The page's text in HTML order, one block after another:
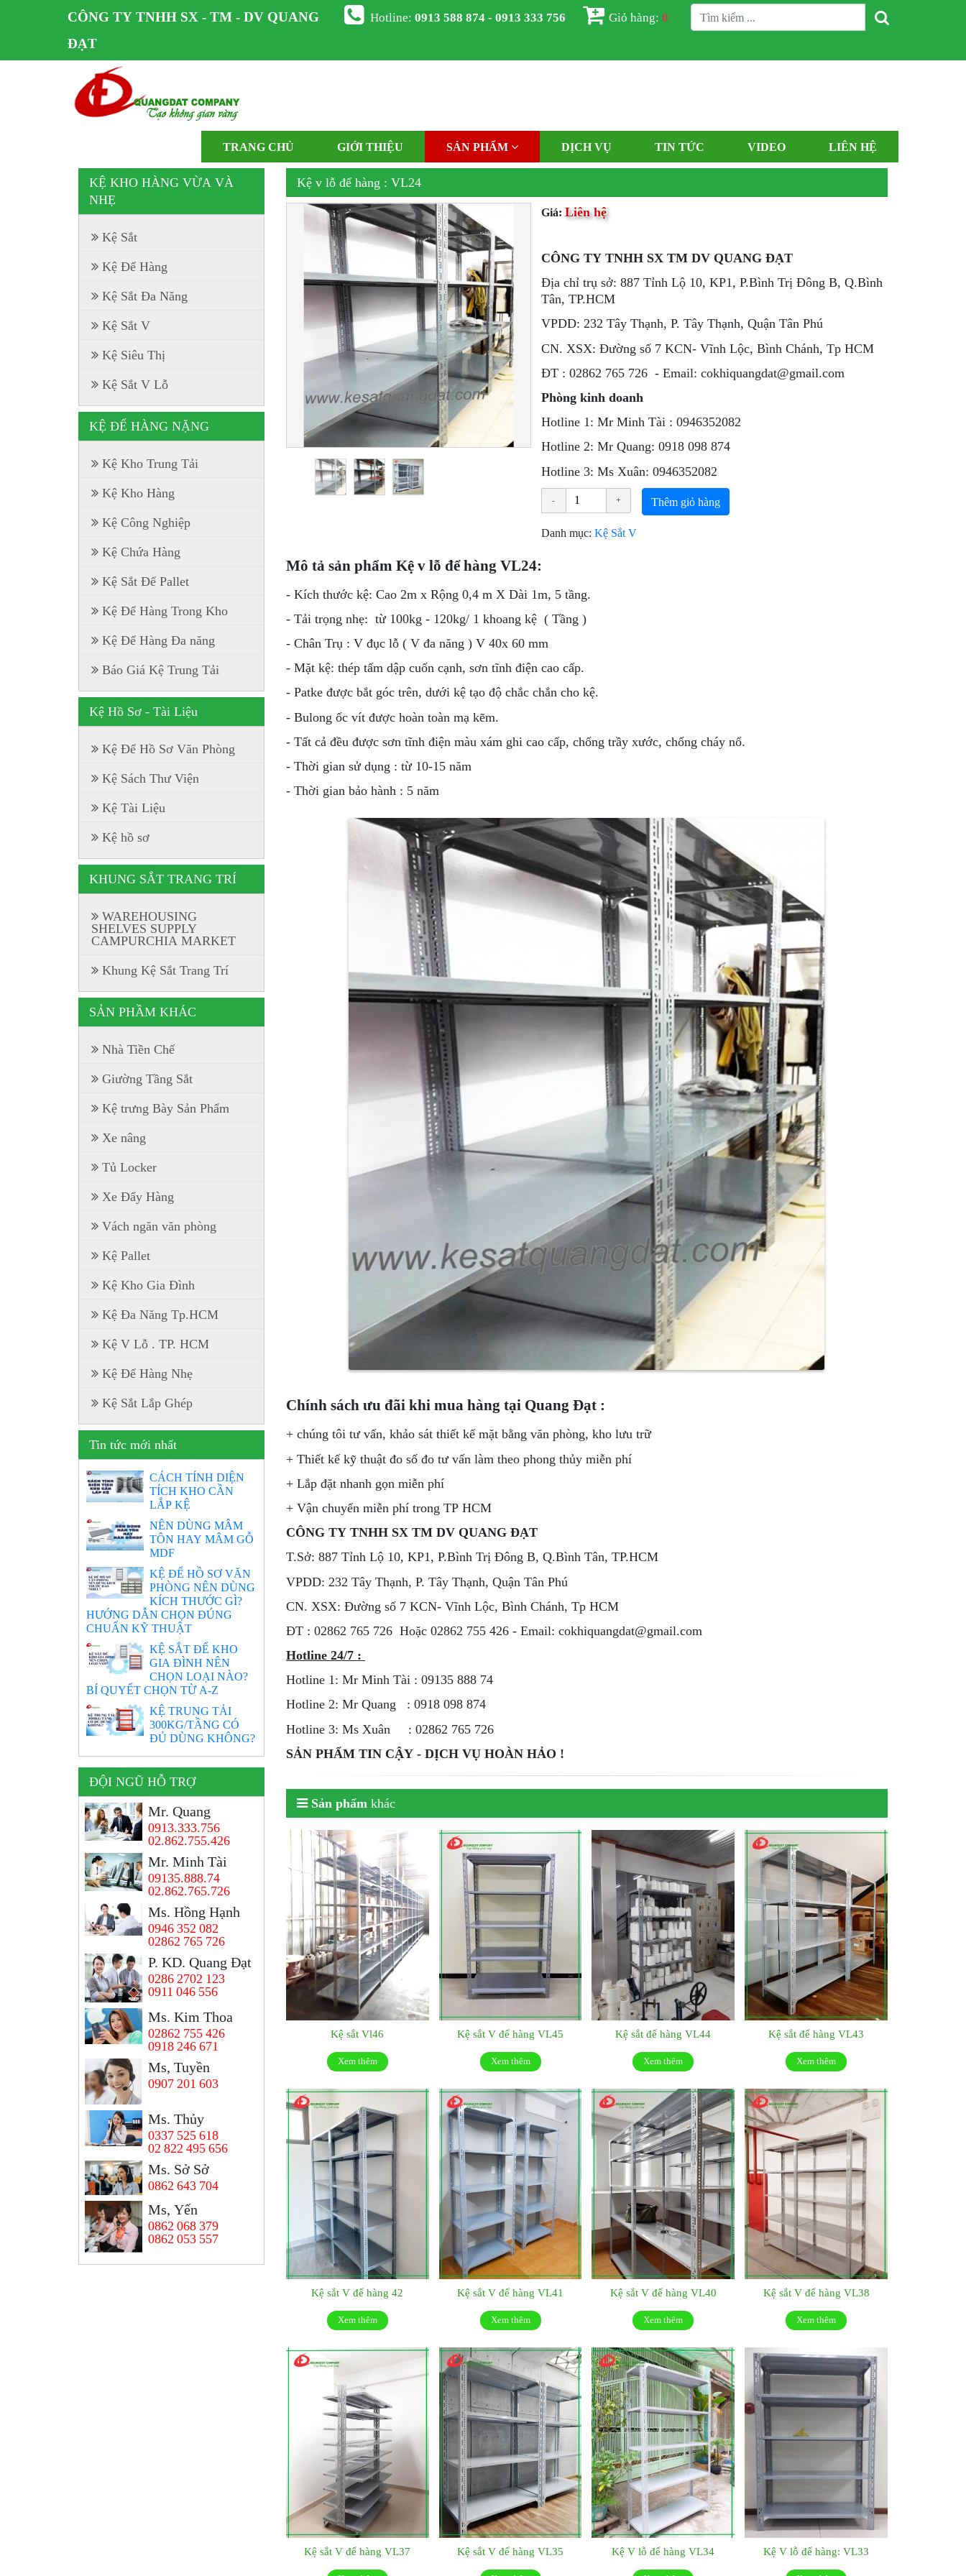
CÔNG TY TNHH SX - TM - DV QUANG
ĐẠT
Hotline:0913 588 874 - 0913 333 756 Giỏ hàng:0
TRANG CHỦ GIỚI THIỆU SẢN PHẨM DỊCH VỤ TIN TỨC VIDEO LIÊN HỆ
Kệ v lỗ để hàng : VL24
Giá: Liên hệ
CÔNG TY TNHH SX TM DV QUANG ĐẠT
Địa chỉ trụ sở: 887 Tỉnh Lộ 10, KP1, P.Bình Trị Đông B, Q.Bình
Tân, TP.HCM
VPDD: 232 Tây Thạnh, P. Tây Thạnh, Quận Tân Phú
CN. XSX: Đường số 7 KCN- Vĩnh Lộc, Bình Chánh, Tp HCM
ÐT : 02862 765 726 - Email: cokhiquangdat@gmail.com
Phòng kinh doanh
Hotline 1: Mr Minh Tài : 0946352082
Hotline 2: Mr Quang: 0918 098 874
Hotline 3: Ms Xuân: 0946352082
Thêm giỏ hàng
Danh mục: Kệ Sắt V
Mô tả sản phẩm Kệ v lỗ để hàng VL24:
- Kích thước kệ: Cao 2m x Rộng 0,4 m X Dài 1m, 5 tầng.
- Tải trọng nhẹ: từ 100kg - 120kg/ 1 khoang kệ ( Tầng )
- Chân Trụ : V đục lỗ ( V đa năng ) V 40x 60 mm
- Mặt kệ: thép tấm dập cuốn cạnh, sơn tĩnh điện cao cấp.
- Patke được bắt góc trên, dưới kệ tạo độ chắc chắn cho kệ.
- Bulong ốc vít được hoàn toàn mạ kẽm.
- Tất cả đều được sơn tĩnh điện màu xám ghi cao cấp, chống trầy xước, chống cháy nổ.
- Thời gian sử dụng : từ 10-15 năm
- Thời gian bảo hành : 5 năm
Chính sách ưu đãi khi mua hàng tại Quang Đạt :
+ chúng tôi tư vấn, khảo sát thiết kế mặt bằng văn phòng, kho lưu trữ
+ Thiết kế kỹ thuật đo số đo tư vấn làm theo phong thủy miễn phí
+ Lắp đặt nhanh gọn miễn phí
+ Vận chuyển miễn phí trong TP HCM
CÔNG TY TNHH SX TM DV QUANG ĐẠT
T.Sở: 887 Tỉnh Lộ 10, KP1, P.Bình Trị Đông B, Q.Bình Tân, TP.HCM
VPDD: 232 Tây Thạnh, P. Tây Thạnh, Quận Tân Phú
CN. XSX: Đường số 7 KCN- Vĩnh Lộc, Bình Chánh, Tp HCM
ÐT : 02862 765 726 Hoặc 02862 755 426 - Email: cokhiquangdat@gmail.com
Hotline 24/7 :
Hotline 1: Mr Minh Tài : 09135 888 74
Hotline 2: Mr Quang : 0918 098 874
Hotline 3: Ms Xuân : 02862 765 726
SẢN PHẨM TIN CẬY - DỊCH VỤ HOÀN HẢO !
Sản phẩm khác
Kệ sắt Vl46
Xem thêm
Kệ sắt V để hàng VL45
Xem thêm
Kệ sắt để hàng VL44
Xem thêm
Kệ sắt để hàng VL43
Xem thêm
Kệ sắt V để hàng 42
Xem thêm
Kệ sắt V để hàng VL41
Xem thêm
Kệ sắt V để hàng VL40
Xem thêm
Kệ sắt V để hàng VL38
Xem thêm
Kệ sắt V để hàng VL37 Kệ sắt V để hàng VL35 Kệ V lỗ để hàng VL34 Kệ V lỗ để hàng: VL33
KỆ KHO HÀNG VỪA VÀ
NHẸ
Kệ Sắt
Kệ Để Hàng
Kệ Sắt Đa Năng
Kệ Sắt V
Kệ Siêu Thị
Kệ Sắt V Lỗ
KỆ ĐỂ HÀNG NẶNG
Kệ Kho Trung Tải
Kệ Kho Hàng
Kệ Công Nghiệp
Kệ Chứa Hàng
Kệ Sắt Để Pallet
Kệ Để Hàng Trong Kho
Kệ Để Hàng Đa năng
Báo Giá Kệ Trung Tải
Kệ Hồ Sơ - Tài Liệu
Kệ Để Hồ Sơ Văn Phòng
Kệ Sách Thư Viện
Kệ Tài Liệu
Kệ hồ sơ
KHUNG SẮT TRANG TRÍ
WAREHOUSING
SHELVES SUPPLY
CAMPURCHIA MARKET
Khung Kệ Sắt Trang Trí
SẢN PHẦM KHÁC
Nhà Tiền Chế
Giường Tầng Sắt
Kệ trưng Bày Sản Phẩm
Xe nâng
Tủ Locker
Xe Đẩy Hàng
Vách ngăn văn phòng
Kệ Pallet
Kệ Kho Gia Đình
Kệ Đa Năng Tp.HCM
Kệ V Lỗ . TP. HCM
Kệ Để Hàng Nhẹ
Kệ Sắt Lắp Ghép
Tin tức mới nhất
CÁCH TÍNH DIỆN
TÍCH KHO CẦN
LẮP KỆ
NÊN DÙNG MÂM
TÔN HAY MÂM GỖ
MDF
KỆ ĐỂ HỒ SƠ VĂN
PHÒNG NÊN DÙNG
KÍCH THƯỚC GÌ?
HƯỚNG DẪN CHỌN ĐÚNG
CHUẨN KỸ THUẬT
KỆ SẮT ĐỂ KHO
GIA ĐÌNH NÊN
CHỌN LOẠI NÀO?
BÍ QUYẾT CHỌN TỪ A-Z
KỆ TRUNG TẢI
300KG/TẦNG CÓ
ĐỦ DÙNG KHÔNG?
ĐỘI NGŨ HỖ TRỢ
Mr. Quang
0913.333.756
02.862.755.426
Mr. Minh Tài
09135.888.74
02.862.765.726
Ms. Hồng Hạnh
0946 352 082
02862 765 726
P. KD. Quang Đạt
0286 2702 123
0911 046 556
Ms. Kim Thoa
02862 755 426
0918 246 671
Ms, Tuyền
0907 201 603
Ms. Thủy
0337 525 618
02 822 495 656
Ms. Sở Sở
0862 643 704
Ms, Yến
0862 068 379
0862 053 557